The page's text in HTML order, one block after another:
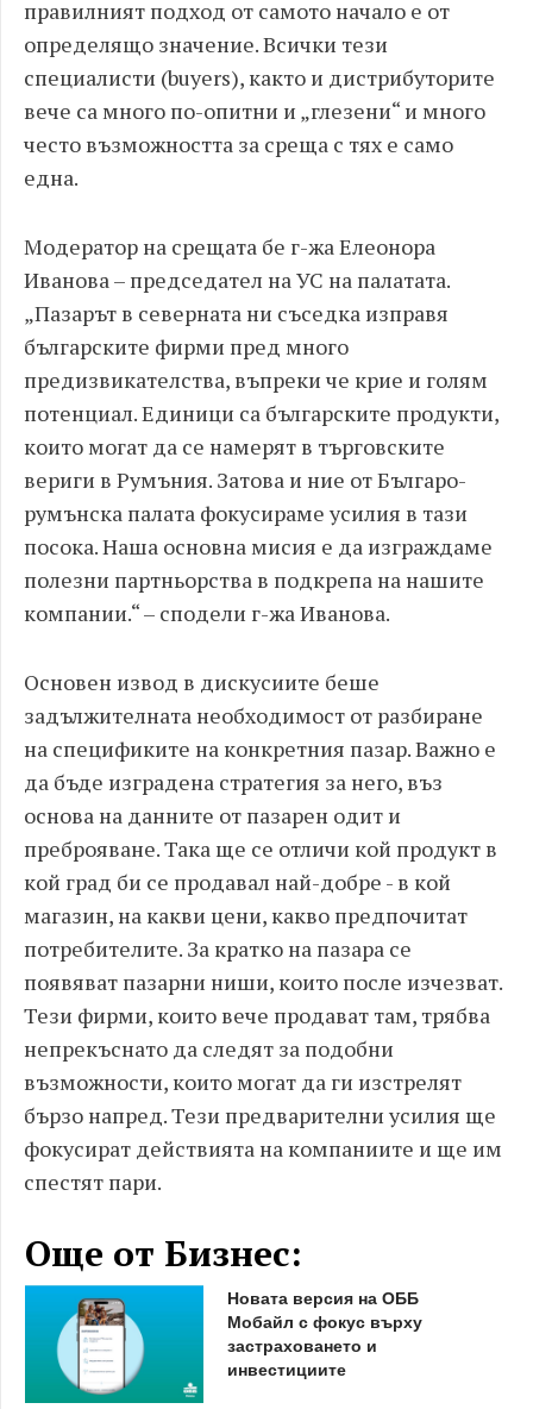
правилният подход от самото начало е от
определящо значение. Всички тези
специалисти (buyers), както и дистрибуторите
вече са много по-опитни и „глезени“ и много
често възможността за среща с тях е само
една.
Модератор на срещата бе г-жа Елеонора
Иванова – председател на УС на палатата.
„Пазарът в северната ни съседка изправя
българските фирми пред много
предизвикателства, въпреки че крие и голям
потенциал. Единици са българските продукти,
които могат да се намерят в търговските
вериги в Румъния. Затова и ние от Българо-
румънска палата фокусираме усилия в тази
посока. Наша основна мисия е да изграждаме
полезни партньорства в подкрепа на нашите
компании.“ – сподели г-жа Иванова.
Основен извод в дискусиите беше
задължителната необходимост от разбиране
на спецификите на конкретния пазар. Важно е
да бъде изградена стратегия за него, въз
основа на данните от пазарен одит и
преброяване. Така ще се отличи кой продукт в
кой град би се продавал най-добре - в кой
магазин, на какви цени, какво предпочитат
потребителите. За кратко на пазара се
появяват пазарни ниши, които после изчезват.
Тези фирми, които вече продават там, трябва
непрекъснато да следят за подобни
възможности, които могат да ги изстрелят
бързо напред. Тези предварителни усилия ще
фокусират действията на компаниите и ще им
спестят пари.
Още от Бизнес:
Новата версия на ОББ
Мобайл с фокус върху
застраховането и
инвестициите